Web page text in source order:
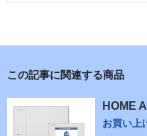
この記事に関連する商品
HOME
お買い上